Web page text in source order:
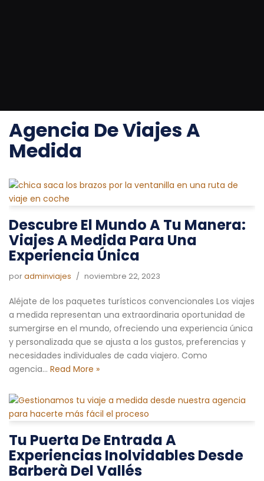
Agencia De Viajes A
Medida
Descubre El Mundo A Tu Manera:
Viajes A Medida Para Una
Experiencia Única
poradminviajes noviembre 22, 2023
Aléjate de los paquetes turísticos convencionales Los viajes
a medida representan una extraordinaria oportunidad de
sumergirse en el mundo, ofreciendo una experiencia única
y personalizada que se ajusta a los gustos, preferencias y
necesidades individuales de cada viajero. Como
agencia… Read More »
Tu Puerta De Entrada A
Experiencias Inolvidables Desde
Barberà Del Vallés